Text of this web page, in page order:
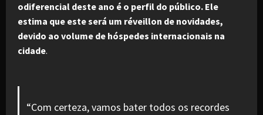
odiferencial deste ano é o perfil do público. Ele
estima que este será um réveillon de novidades,
devido ao volume de hóspedes internacionais na
cidade.
“Com certeza, vamos bater todos os recordes